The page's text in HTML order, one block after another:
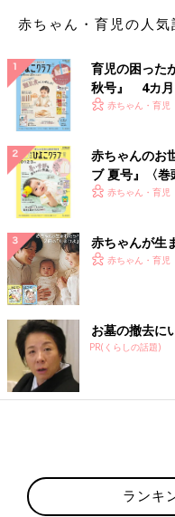
赤ちゃん・育児の人
育児の困った
秋号』 4カ月
いっぱい！
赤ちゃん・育児
赤ちゃんのお
ブ 夏号』〈
く！ おっぱい
赤ちゃん・育児
赤ちゃんが生
赤ちゃん・育児
お墓の撤去に
PR(くらしの話題)
ランキ